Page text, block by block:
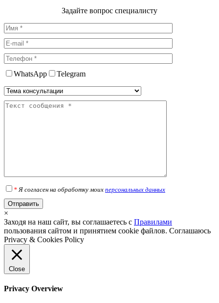
Задайте вопрос специалисту
WhatsApp Telegram
*Я согласен на обработку моих персональных данных
×
Заходя на наш сайт, вы соглашаетесь с Правилами
пользования сайтом и принятием cookie файлов. Соглашаюсь
Privacy & Cookies Policy
Close
Privacy Overview